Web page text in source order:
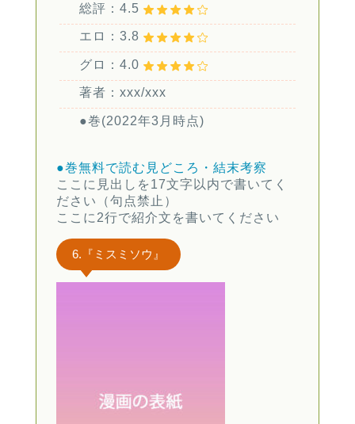
総評：4.5
エロ：3.8
グロ：4.0
著者：xxx/xxx
●巻(2022年3月時点)
●巻無料で読む 見どころ・結末考察
ここに見出しを17文字以内で書いてく
ださい（句点禁止）
ここに2行で紹介文を書いてください
6.『ミスミソウ』